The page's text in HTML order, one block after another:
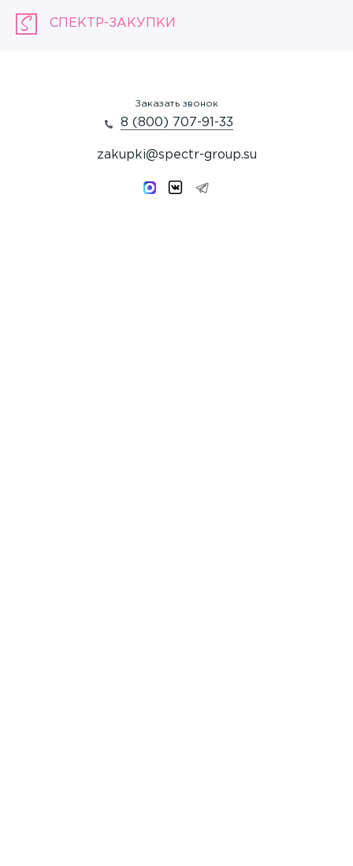
СПЕКТР-ЗАКУПКИ
Заказать звонок
8 (800) 707-91-33
zakupki@spectr-group.su